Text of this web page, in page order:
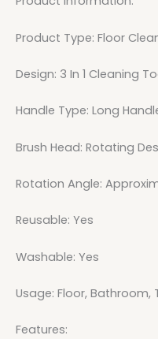
Product Type: Floor
Design: 3 In 1 Cleaning
Handle Type: Long
Brush Head: Rotating
Rotation Angle:
Reusable: Yes
Washable: Yes
Usage: Floor, Bathroom,
Features: